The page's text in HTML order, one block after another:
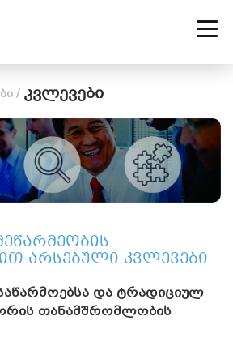
/ კვლევები
არსებული კვლევები
და ტრადიციულ
თანამშრომლობის